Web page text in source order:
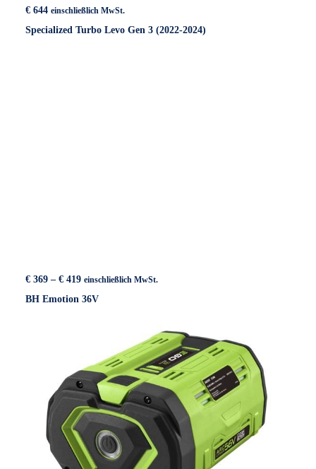
€ 644 einschließlich MwSt.
Specialized Turbo Levo Gen 3 (2022-2024)
€ 369 – € 419Preisspanne:
bis
einschließlich MwSt.
BH Emotion 36V